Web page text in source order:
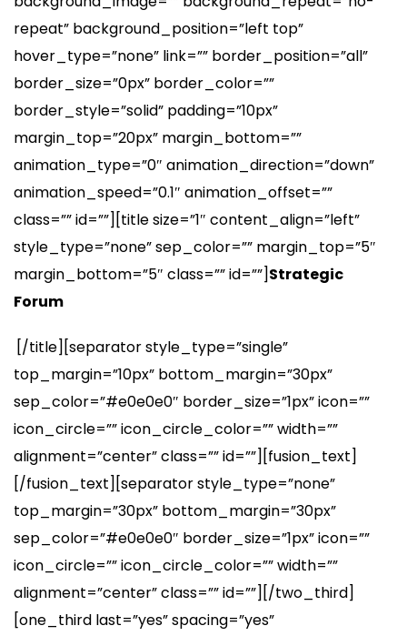
repeat” background_position=”left top”
hover_type=”none” link=”” border_position=”all”
border_size=”0px” border_color=””
border_style=”solid” padding=”10px”
margin_top=”20px” margin_bottom=””
animation_type=”0″ animation_direction=”down”
animation_speed=”0.1″ animation_offset=””
class=”” id=””][title size=”1″ content_align=”left”
style_type=”none” sep_color=”” margin_top=”5″
margin_bottom=”5″ class=”” id=””]Strategic
Forum
[/title][separator style_type=”single”
top_margin=”10px” bottom_margin=”30px”
sep_color=”#e0e0e0″ border_size=”1px” icon=””
icon_circle=”” icon_circle_color=”” width=””
alignment=”center” class=”” id=””][fusion_text]
[/fusion_text][separator style_type=”none”
top_margin=”30px” bottom_margin=”30px”
sep_color=”#e0e0e0″ border_size=”1px” icon=””
icon_circle=”” icon_circle_color=”” width=””
alignment=”center” class=”” id=””][/two_third]
[one_third last=”yes” spacing=”yes”